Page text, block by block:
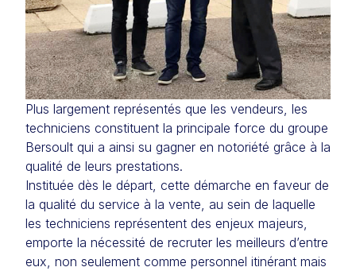
Plus largement représentés que les vendeurs, les
techniciens constituent la principale force du groupe
Bersoult qui a ainsi su gagner en notoriété grâce à la
qualité de leurs prestations.
Instituée dès le départ, cette démarche en faveur de
la qualité du service à la vente, au sein de laquelle
les techniciens représentent des enjeux majeurs,
emporte la nécessité de recruter les meilleurs d’entre
eux, non seulement comme personnel itinérant mais